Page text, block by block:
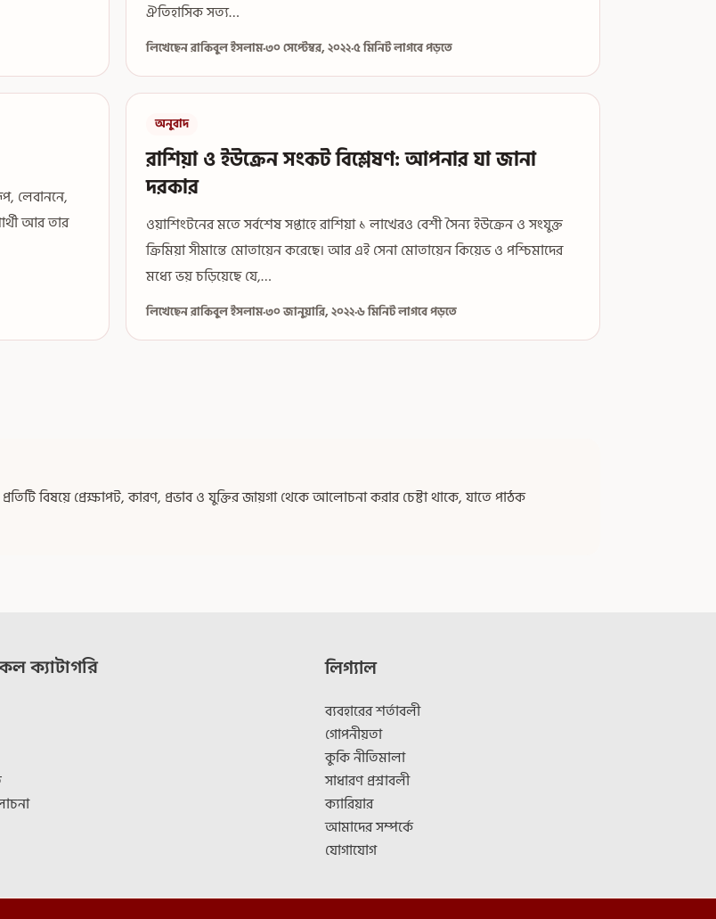
ঐতিহাসিক সত্য…
লিখেছেন রাকিবুল ইসলাম·৩০ সেপ্টেম্বর, ২০২২·৫ মিনিট লাগবে পড়তে
লেবাননে,
আর তার
অনুবাদ
রাশিয়া ও ইউক্রেন সংকট বিশ্লেষণ: আপনার যা জানা
দরকার
ওয়াশিংটনের মতে সর্বশেষ সপ্তাহে রাশিয়া ১ লাখেরও বেশী সৈন্য ইউক্রেন ও সংযুক্ত
ক্রিমিয়া সীমান্তে মোতায়েন করেছে। আর এই সেনা মোতায়েন কিয়েভ ও পশ্চিমাদের
মধ্যে ভয় চড়িয়েছে যে,…
লিখেছেন রাকিবুল ইসলাম·৩০ জানুয়ারি, ২০২২·৬ মিনিট লাগবে পড়তে
বিষয়ে প্রেক্ষাপট, কারণ, প্রভাব ও যুক্তির জায়গা থেকে আলোচনা করার চেষ্টা থাকে, যাতে পাঠক
ক্যাটাগরি
লিগ্যাল
ব্যবহারের শর্তাবলী
গোপনীয়তা
কুকি নীতিমালা
সাধারণ প্রশ্নাবলী
ক্যারিয়ার
আমাদের সম্পর্কে
যোগাযোগ